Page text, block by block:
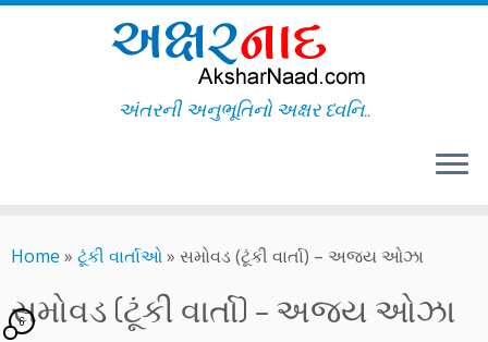
to
અંતરની અનુભૂતિનો અક્ષર ધ્વનિ..
Home » ટૂંકી વાર્તાઓ» સમોવડ (ટૂંકી વાર્તા) – અજય ઓઝા
સમોવડ (ટૂંકી વાર્તા) – અજય ઓઝા
6